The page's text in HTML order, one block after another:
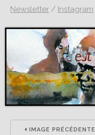
Newsletter / Instagram
IMAGE PRÉCÉDENTE